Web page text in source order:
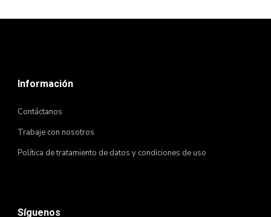
Información
Contáctanos
Trabaje con nosotros
Política de tratamiento de datos y condiciones de uso
Síguenos